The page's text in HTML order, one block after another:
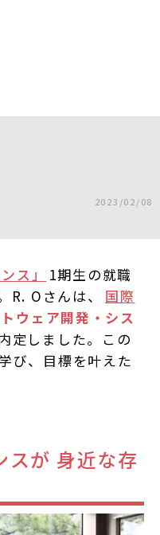
2023/02/08
ス」
1期生の就職
R. Oさんは、
国際
ウェア開発・シス
定しました。この
び、目標を叶えた
スが 身近な存